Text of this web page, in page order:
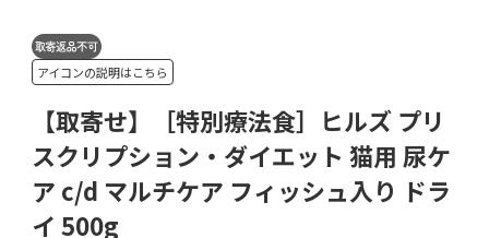
アイコンの説明はこちら
【取寄せ】［特別療法食］ヒルズ プリ
スクリプション・ダイエット 猫用 尿ケ
ア c/d マルチケア フィッシュ入り ドラ
イ 500g